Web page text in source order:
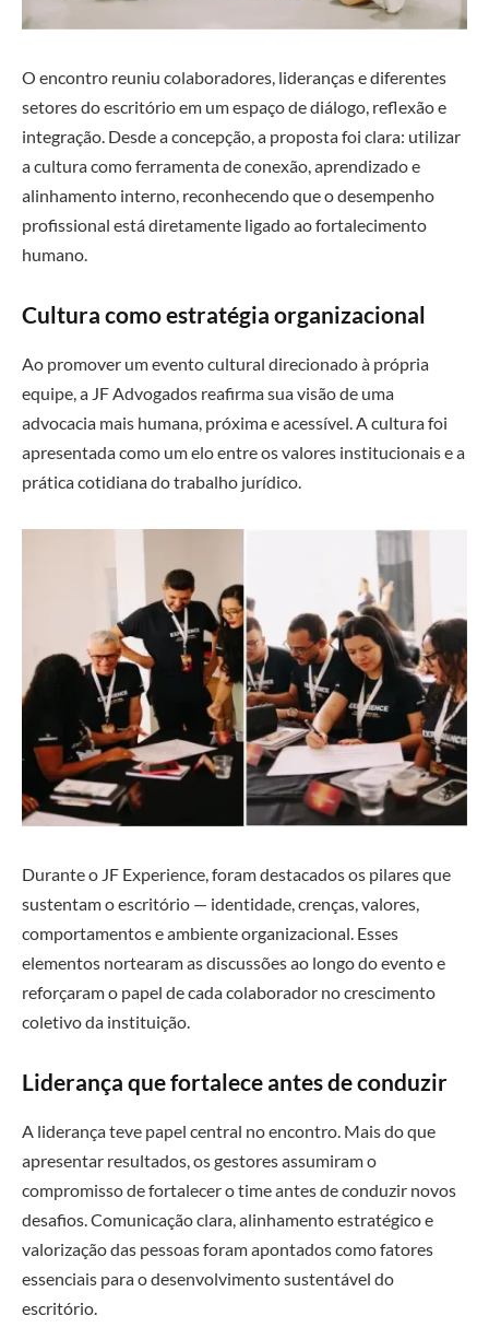
O encontro reuniu colaboradores, lideranças e diferentes
setores do escritório em um espaço de diálogo, reflexão e
integração. Desde a concepção, a proposta foi clara: utilizar
a cultura como ferramenta de conexão, aprendizado e
alinhamento interno, reconhecendo que o desempenho
profissional está diretamente ligado ao fortalecimento
humano.
Cultura como estratégia organizacional
Ao promover um evento cultural direcionado à própria
equipe, a JF Advogados reafirma sua visão de uma
advocacia mais humana, próxima e acessível. A cultura foi
apresentada como um elo entre os valores institucionais e a
prática cotidiana do trabalho jurídico.
Durante o JF Experience, foram destacados os pilares que
sustentam o escritório — identidade, crenças, valores,
comportamentos e ambiente organizacional. Esses
elementos nortearam as discussões ao longo do evento e
reforçaram o papel de cada colaborador no crescimento
coletivo da instituição.
Liderança que fortalece antes de conduzir
A liderança teve papel central no encontro. Mais do que
apresentar resultados, os gestores assumiram o
compromisso de fortalecer o time antes de conduzir novos
desafios. Comunicação clara, alinhamento estratégico e
valorização das pessoas foram apontados como fatores
essenciais para o desenvolvimento sustentável do
escritório.